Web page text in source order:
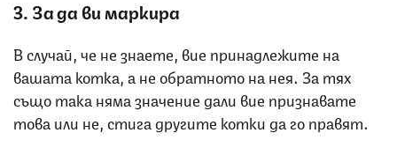
3. За да ви маркира
В случай, че не знаете, вие принадлежите на
вашата котка, а не обратното на нея. За тях
също така няма значение дали вие признавате
това или не, стига другите котки да го правят.